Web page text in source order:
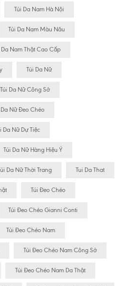
Túi Da Nam Hà Nội
Túi Da Nam Màu Nâu
Da Nam Thật Cao Cấp
Túi Da Nữ
Túi Da Nữ Công Sở
Da Nữ Đeo Chéo
Da Nữ Dự Tiệc
Túi Da Nữ Hàng Hiệu Ý
Da Nữ Thời Trang Tui Da That
Túi Đeo Chéo
Túi Đeo Chéo Gianni Conti
Túi Đeo Chéo Nam
Túi Đeo Chéo Nam Công Sở
Túi Đeo Chéo Nam Da Thật